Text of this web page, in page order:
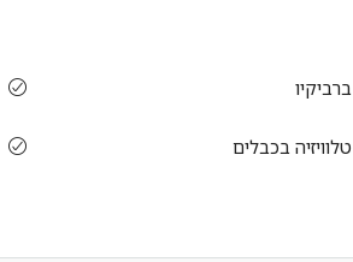
ברביקיו
טלוויזיה בכבלים